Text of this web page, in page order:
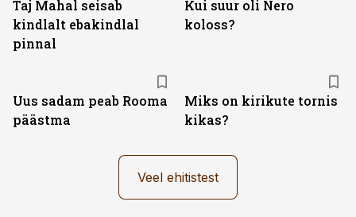
Taj Mahal seisab
kindlalt ebakindlal
pinnal
Kui suur oli Nero
koloss?
Uus sadam peab Rooma
päästma
Miks on kirikute tornis
kikas?
Veel ehitistest